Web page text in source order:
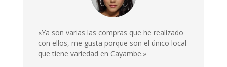
«Ya son varias las compras que he realizado
con ellos, me gusta porque son el único local
que tiene variedad en Cayambe.»